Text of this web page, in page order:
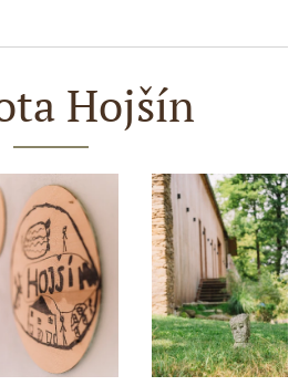
Hojšín